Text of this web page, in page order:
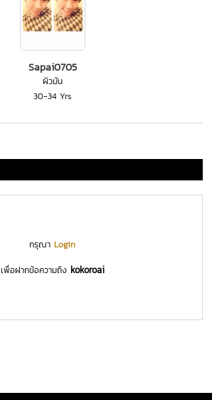
Sapai0705
ผิวมัน
30-34 Yrs
กรุณาLogin
เพื่อฝากข้อความถึง kokoroai